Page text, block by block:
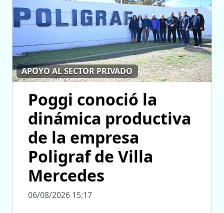
APOYO AL SECTOR PRIVADO
Poggi conoció la
dinámica productiva
de la empresa
Poligraf de Villa
Mercedes
06/08/2026 15:17